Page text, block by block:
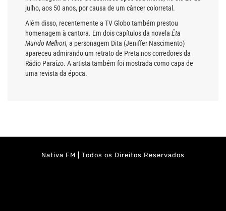
julho, aos 50 anos, por causa de um câncer colorretal.
Além disso, recentemente a TV Globo também prestou
homenagem à cantora. Em dois capítulos da novela Êta
Mundo Melhor!, a personagem Dita (Jeniffer Nascimento)
apareceu admirando um retrato de Preta nos corredores da
Rádio Paraízo. A artista também foi mostrada como capa de
uma revista da época.
Nativa FM | Todos os Direitos Reservados